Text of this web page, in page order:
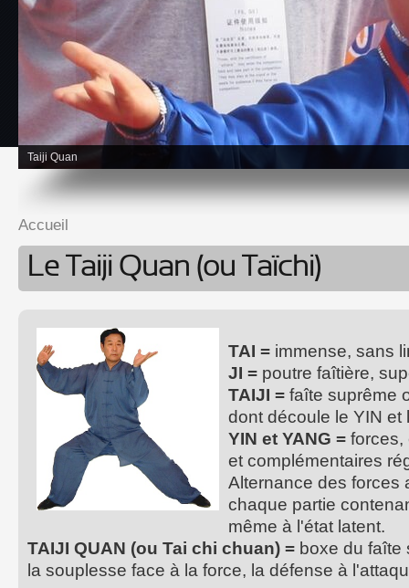
Taiji Quan
Accueil
Le Taiji Quan (ou Taïchi)
TAI = immense, sans
JI = poutre faîtière,
TAIJI = faîte suprême
dont découle le YIN et
YIN et YANG = forces,
et complémentaires
Alternance des forces
chaque partie
même à l'état latent.
TAIJI QUAN (ou Tai chi chuan) = boxe du faîte
la souplesse face à la force, la défense à